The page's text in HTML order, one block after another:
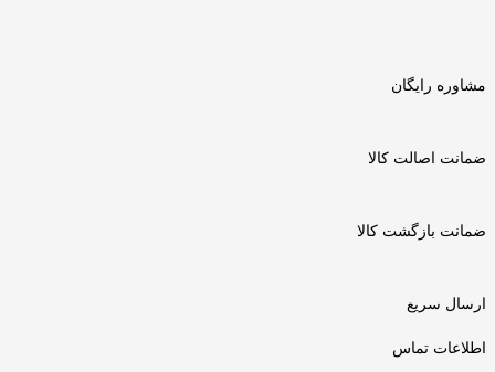
مشاوره رایگان
ضمانت اصالت کالا
ضمانت بازگشت کالا
ارسال سریع
اطلاعات تماس